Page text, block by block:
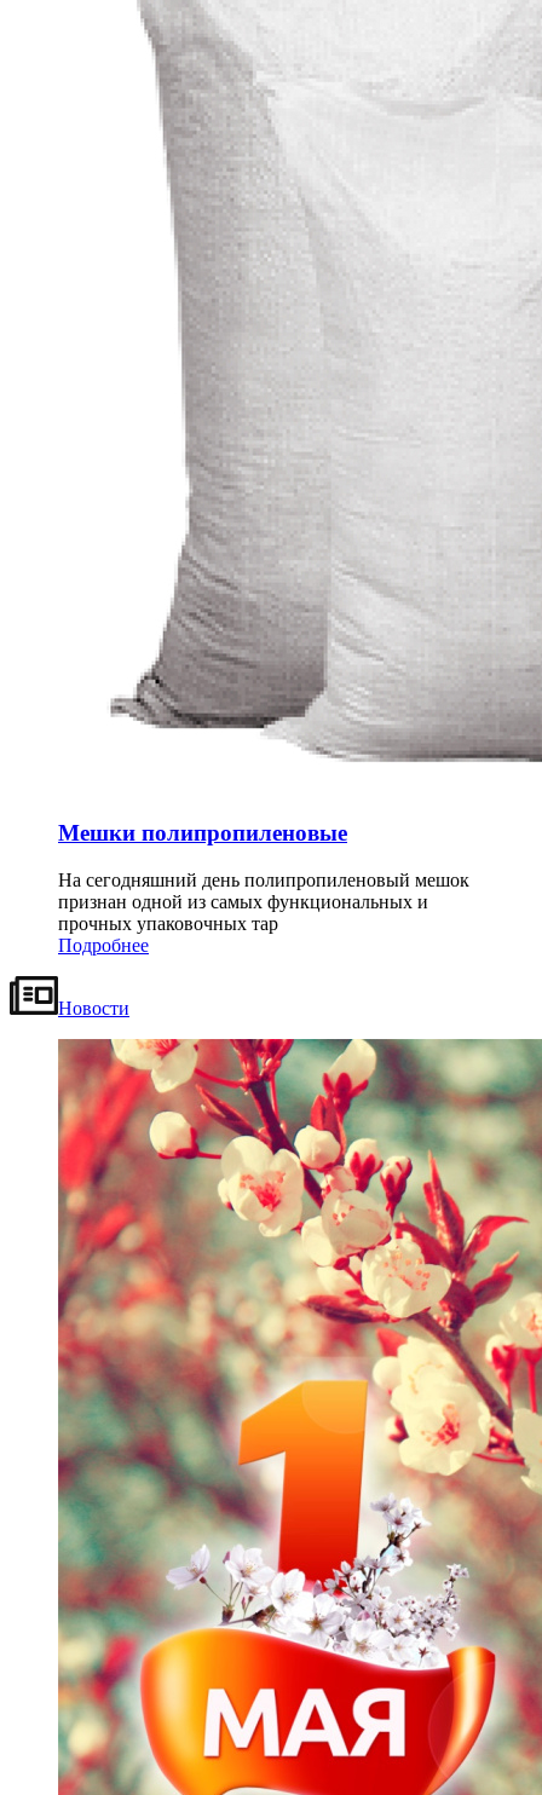
Мешки полипропиленовые
На сегодняшний день полипропиленовый мешок
признан одной из самых функциональных и
прочных упаковочных тар
Подробнее
Новости